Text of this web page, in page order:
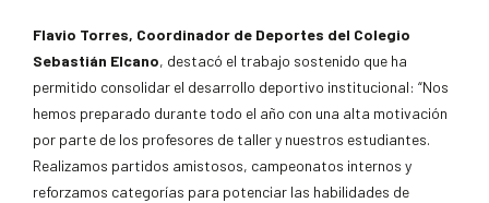
Flavio Torres, Coordinador de Deportes del Colegio
Sebastián Elcano, destacó el trabajo sostenido que ha
permitido consolidar el desarrollo deportivo institucional: “Nos
hemos preparado durante todo el año con una alta motivación
por parte de los profesores de taller y nuestros estudiantes.
Realizamos partidos amistosos, campeonatos internos y
reforzamos categorías para potenciar las habilidades de